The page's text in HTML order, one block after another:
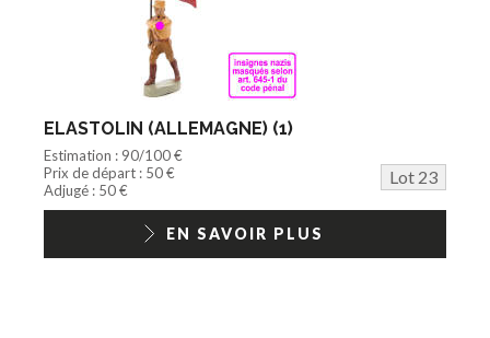
ELASTOLIN (ALLEMAGNE) (1)
Estimation : 90/100 €
Prix de départ : 50 €
Lot 23
Adjugé : 50 €
EN SAVOIR PLUS